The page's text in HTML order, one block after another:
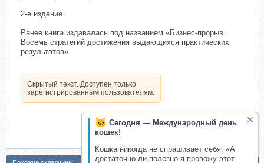
Сегодня — Международный день
кошек!
Кошка никогда не спрашивает себя: «А
достаточно ли полезно я провожу этот
2-е издание.
Ранее книга издавалась под названием «Бизнес-прорыв.
Восемь стратегий достижения выдающихся практических
результатов».
Скрытый текст. Доступен только
зарегистрированным пользователям.